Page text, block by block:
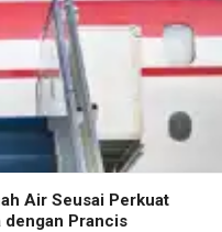
Air Seusai Perkuat
dengan Prancis